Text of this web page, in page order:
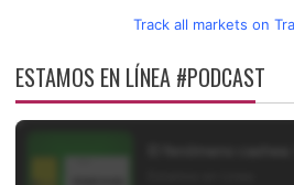
Track all markets on
ESTAMOS EN LÍNEA #PODCAST